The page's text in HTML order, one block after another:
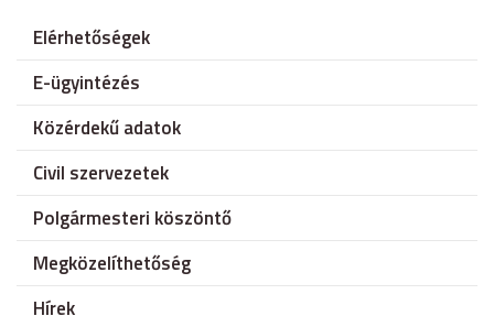
Elérhetőségek
E-ügyintézés
Közérdekű adatok
Civil szervezetek
Polgármesteri köszöntő
Megközelíthetőség
Hírek